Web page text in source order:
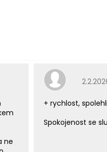
z 5 hvězdiček.
ne
+ rychlost,
Spokojenost se